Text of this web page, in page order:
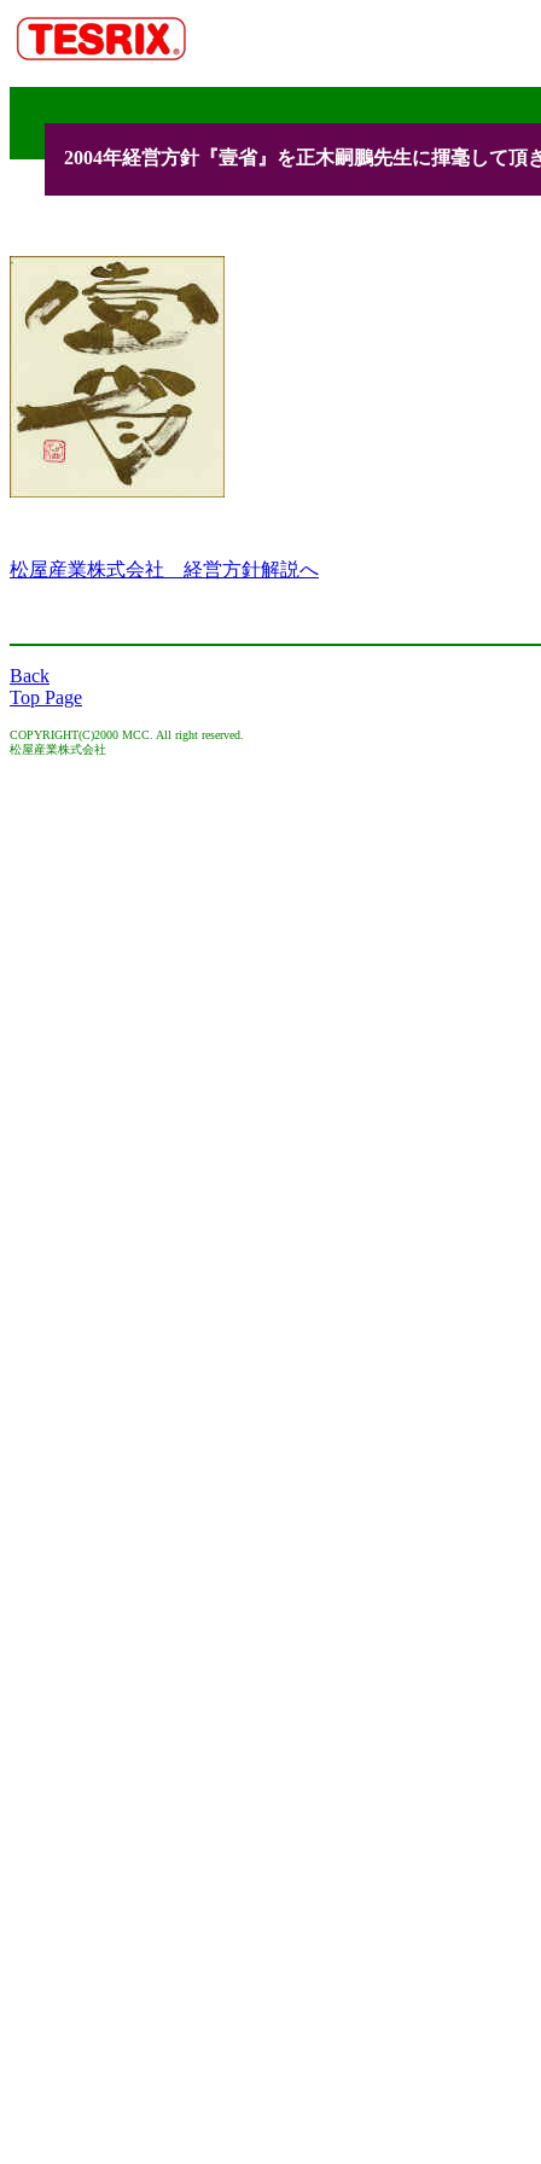
2004年経営方針『壹省』を正木嗣鵬先生に揮毫して頂
松屋産業株式会社 経営方針解説へ
Back
Top Page
COPYRIGHT(C)2000 MCC. All right reserved.
松屋産業株式会社